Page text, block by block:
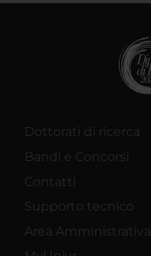
Dottorati di ricerca
Bandi e Concorsi
Contatti
Supporto tecnico
Area Amministrativa